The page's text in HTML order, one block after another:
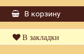
В корзину
В закладки